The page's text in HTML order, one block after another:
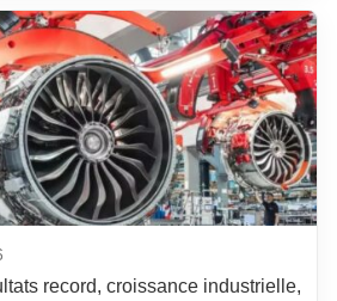
record, croissance industrielle,